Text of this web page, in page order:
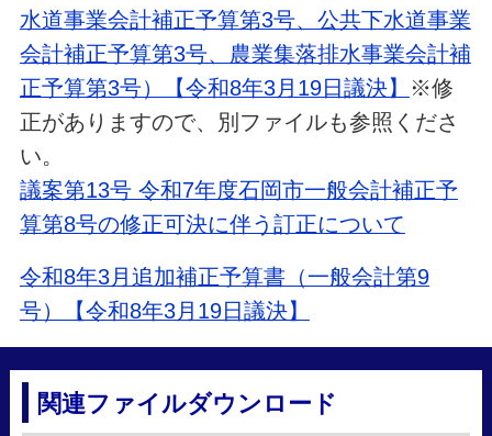
水道事業会計補正予算第3号、公共下水道事業
会計補正予算第3号、農業集落排水事業会計補
正予算第3号）【令和8年3月19日議決】
※修
正がありますので、別ファイルも参照くださ
い。
議案第13号 令和7年度石岡市一般会計補正予
算第8号の修正可決に伴う訂正について
令和8年3月追加補正予算書（一般会計第9
号）【令和8年3月19日議決】
関連ファイルダウンロード